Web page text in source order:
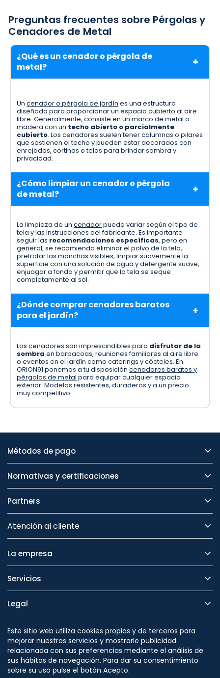
Preguntas frecuentes sobre Pérgolas y
Cenadores de Metal
¿Qué es un cenador o pérgola de
metal?
Uncenador o pérgola de jardín es una estructura
diseñada para proporcionar un espacio cubierto al aire
libre. Generalmente, consiste en un marco de metal o
madera con un techo abierto o parcialmente
cubierto. Los cenadores suelen tener columnas o pilares
que sostienen el techo y pueden estar decorados con
enrejados, cortinas o telas para brindar sombra y
privacidad.
¿Cómo limpiar un cenador o pérgola
de metal?
La limpieza de uncenadorpuede variar según el tipo de
tela y las instrucciones del fabricante. Es importante
seguir las recomendaciones específicas, pero en
general, se recomienda eliminar el polvo de la tela,
pretratar las manchas visibles, limpiar suavemente la
superficie con una solución de agua y detergente suave,
enjuagar a fondo y permitir que la tela se seque
completamente al sol.
¿Dónde comprar cenadores baratos
para el jardín?
Los cenadores son imprescindibles para disfrutar de la
sombra en barbacoas, reuniones familiares al aire libre
o eventos en el jardín como caterings y cócteles. En
ORION91 ponemos a tu disposicióncenadores baratos y
pérgolas de metal para equipar cualquier espacio
exterior. Modelos resistentes, duraderos y a un precio
muy competitivo.
Métodos de pago
Normativas y certificaciones
Partners
Atención al cliente
La empresa
Servicios
Legal
Seguridad
Este sitio web utiliza cookies propias y de terceros para
mejorar nuestros servicios y mostrarle publicidad
relacionada con sus preferencias mediante el análisis de
sus hábitos de navegación. Para dar su consentimiento
sobre su uso pulse el botón Acepto.